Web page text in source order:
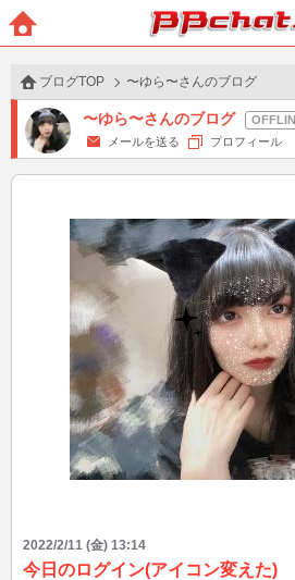
BBchatTV
ブログTOP 〜ゆら〜さんのブログ
〜ゆら〜さんのブログ
メールを送る
プロフィール
2022/2/11 (金) 13:14
今日のログイン(アイコン変えた)